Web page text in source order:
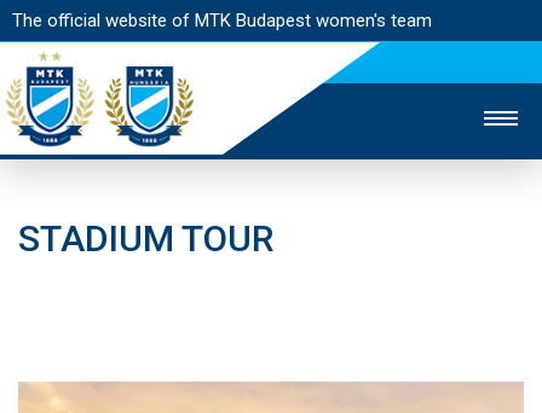
The official website of MTK Budapest women's team
STADIUM TOUR